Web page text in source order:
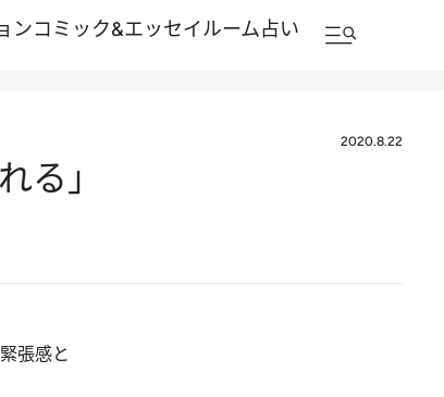
ンコミック&エッセイルーム占い
2020.8.22
る」
張感と